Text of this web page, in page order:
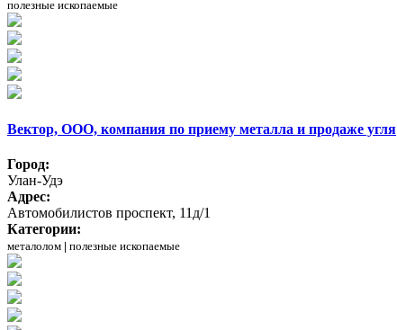
полезные ископаемые
Вектор, ООО, компания по приему металла и продаже угля
Город:
Улан-Удэ
Адрес:
Автомобилистов проспект, 11д/1
Категории:
металолом | полезные ископаемые